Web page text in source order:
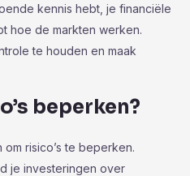
kennis hebt, je financiële
hoe de markten werken.
te houden en maak
beperken?
risico’s te beperken.
je investeringen over